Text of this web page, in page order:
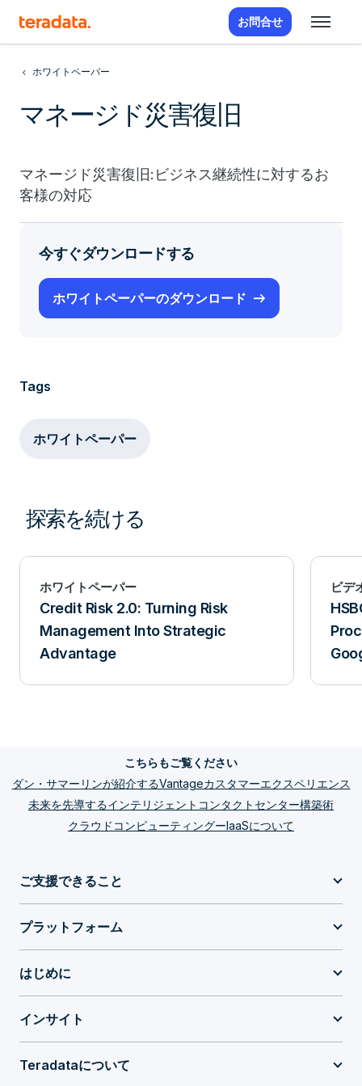
お問合せ
ホワイトペーパー
マネージド災害復旧
マネージド災害復旧:ビジネス継続性に対するお
客様の対応
今すぐダウンロードする
ホワイトペーパーのダウンロード
Tags
ホワイトペーパー
探索を続ける
ホワイトペーパー
Credit Risk 2.0: Turning Risk
Management Into Strategic
Advantage
ビデ
こちらもご覧ください
ダン・サマーリンが紹介するVantageカスタマーエクスペリエンス
未来を先導するインテリジェントコンタクトセンター構築術
クラウドコンピューティングーIaaSについて
ご支援できること
プラットフォーム
はじめに
インサイト
Teradataについて